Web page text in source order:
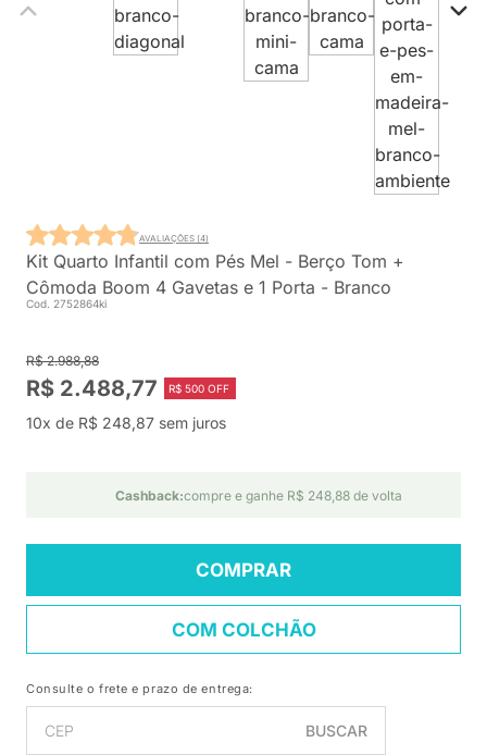
Kit Quarto Infantil com Pés Mel - Berço Tom +
Cômoda Boom 4 Gavetas e 1 Porta - Branco
Cod. 2752864ki
AVALIAÇÕES (4)
R$ 2.988,88
R$ 2.488,77 R$ 500 OFF
10x de R$ 248,87 sem juros
Cashback:compre e ganhe R$ 248,88 de volta
COMPRAR
COM COLCHÃO
Consulte o frete e prazo de entrega:
BUSCAR